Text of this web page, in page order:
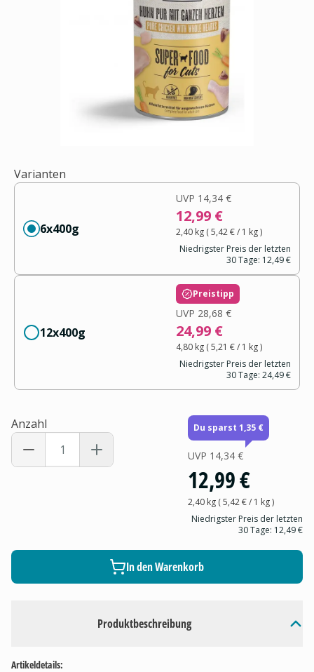
Produktbeschreibung
Artikeldetails:
Varianten
6x400g
UVP 14,34 €
12,99 €
2,40 kg(5,42 €/ 1 kg)
Niedrigster Preis der letzten
30 Tage: 12,49 €
12x400g
Preistipp
UVP 28,68 €
24,99 €
4,80 kg(5,21 €/ 1 kg)
Niedrigster Preis der letzten
30 Tage: 24,49 €
Anzahl Du sparst 1,35 €
UVP 14,34 €
12,99 €
2,40 kg(5,42 €/ 1 kg)
Niedrigster Preis der letzten
30 Tage: 12,49 €
In den Warenkorb